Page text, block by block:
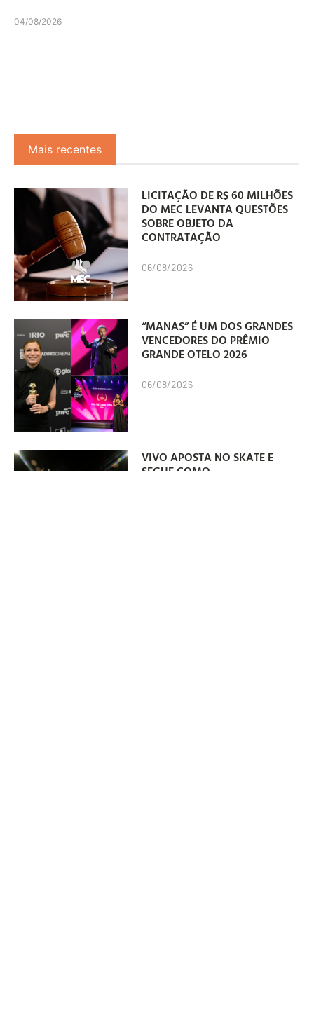
04/08/2026
Mais recentes
LICITAÇÃO DE R$ 60 MILHÕES
DO MEC LEVANTA QUESTÕES
SOBRE OBJETO DA
CONTRATAÇÃO
06/08/2026
“MANAS” É UM DOS GRANDES
VENCEDORES DO PRÊMIO
GRANDE OTELO 2026
06/08/2026
VIVO APOSTA NO SKATE E
SEGUE COMO